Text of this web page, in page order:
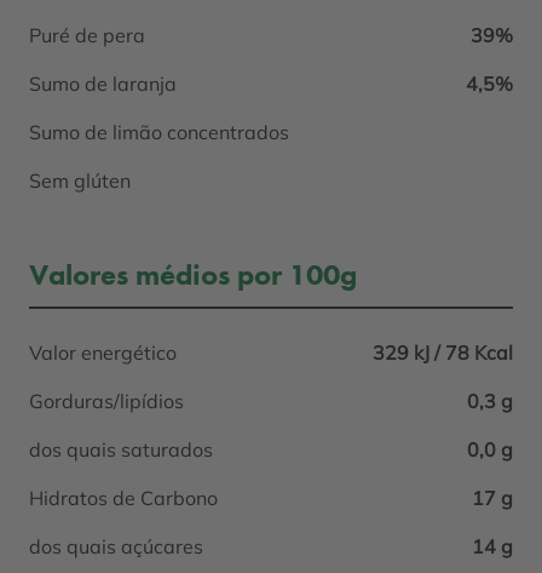
Puré de pera
39%
Sumo de laranja
4,5%
Sumo de limão concentrados
Sem glúten
Valores médios por 100g
Valor energético
329 kJ / 78 Kcal
Gorduras/lipídios
0,3 g
dos quais saturados
0,0 g
Hidratos de Carbono
17 g
dos quais açúcares
14 g